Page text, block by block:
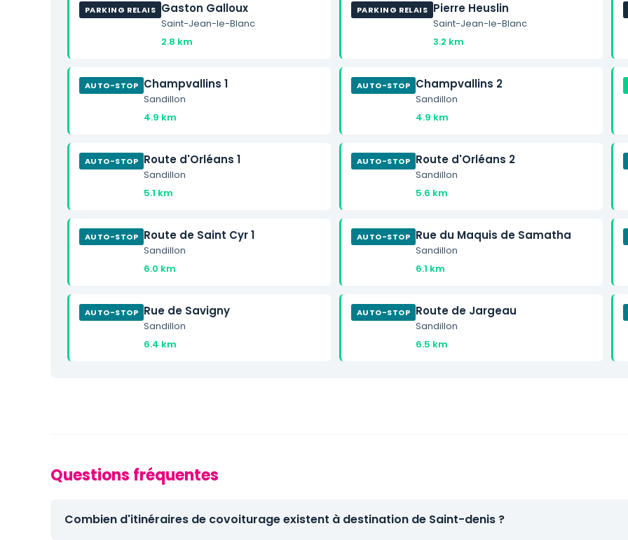
PARKING RELAIS Gaston Galloux
Saint-Jean-le-Blanc
2.8 km
PARKING RELAIS Pierre Heuslin
Saint-Jean-le-Blanc
3.2 km
AUTO-STOP Champvallins 1
Sandillon
4.9 km
AUTO-STOP Champvallins 2
Sandillon
4.9 km
AUTO-STOP Route d'Orléans 1
Sandillon
5.1 km
AUTO-STOP Route d'Orléans 2
Sandillon
5.6 km
AUTO-STOP Route de Saint Cyr 1
Sandillon
6.0 km
AUTO-STOP Rue du Maquis de Samatha
Sandillon
6.1 km
AUTO-STOP Rue de Savigny
Sandillon
6.4 km
AUTO-STOP Route de Jargeau
Sandillon
6.5 km
Questions fréquentes
Combien d'itinéraires de covoiturage existent à destination de Saint-denis ?